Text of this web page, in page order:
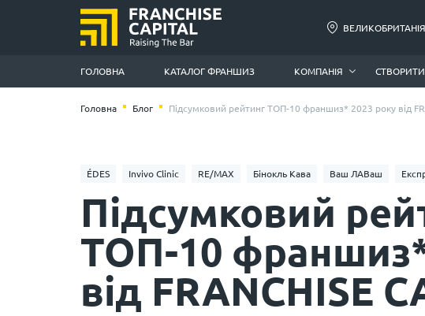
ВЕЛИКОБРИТАНІЯ
ГОЛОВНА КАТАЛОГ ФРАНШИЗ КОМПАНІЯ
Головна Блог Підсумковий рейтинг ТОП-10 франшиз* 2023 року від
ÉDES Invivo Clinic RE/MAX Бінокль Кава Ваш ЛАВаш
Підсумковий
ТОП-10
від FRANCHISE